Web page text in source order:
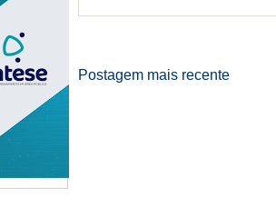
Postagem mais recente